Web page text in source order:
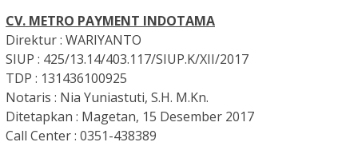
CV. METRO PAYMENT INDOTAMA
Direktur : WARIYANTO
SIUP : 425/13.14/403.117/SIUP.K/XII/2017
TDP : 131436100925
Notaris : Nia Yuniastuti, S.H. M.Kn.
Ditetapkan : Magetan, 15 Desember 2017
Call Center : 0351-438389